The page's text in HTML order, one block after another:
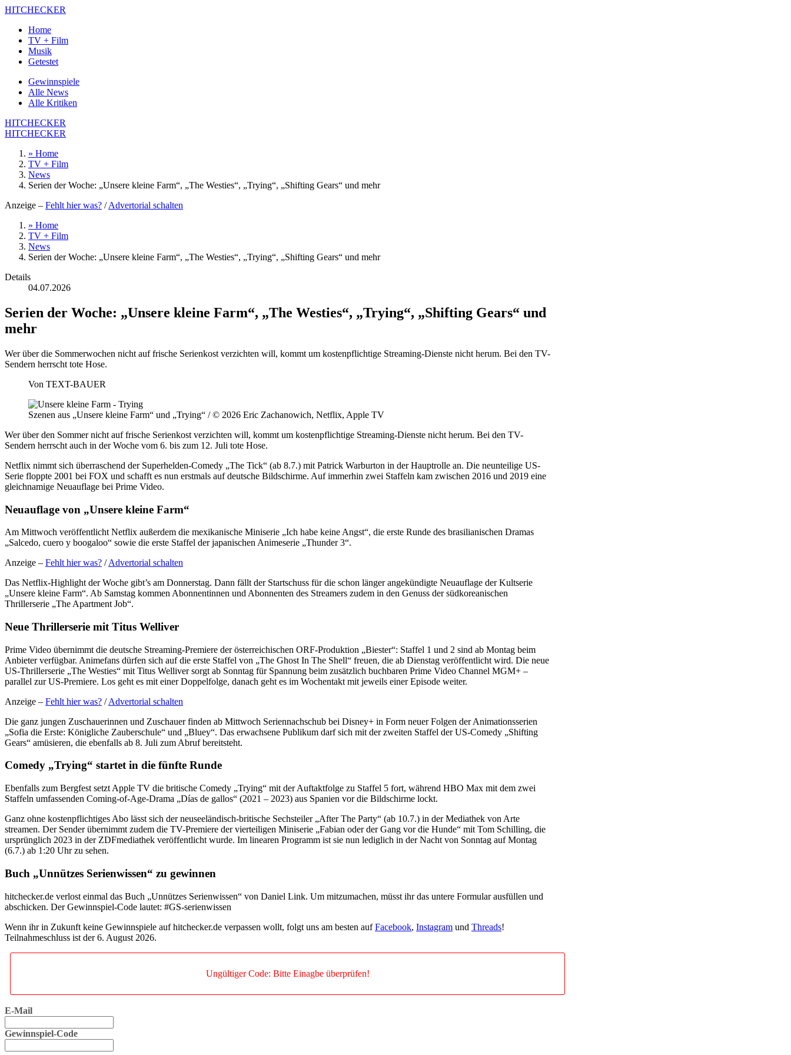
HITCHECKER
Home
TV + Film
Musik
Getestet
Gewinnspiele
Alle News
Alle Kritiken
HITCHECKER
HITCHECKER
» Home
TV + Film
News
Serien der Woche: „Unsere kleine Farm“, „The Westies“, „Trying“, „Shifting Gears“ und mehr
Anzeige – Fehlt hier was? /Advertorial schalten
» Home
TV + Film
News
Serien der Woche: „Unsere kleine Farm“, „The Westies“, „Trying“, „Shifting Gears“ und mehr
Details
04.07.2026
Serien der Woche: „Unsere kleine Farm“, „The Westies“, „Trying“, „Shifting Gears“ und
mehr
Wer über die Sommerwochen nicht auf frische Serienkost verzichten will, kommt um kostenpflichtige Streaming-Dienste nicht herum. Bei den TV-
Sendern herrscht tote Hose.
Von TEXT-BAUER
Szenen aus „Unsere kleine Farm“ und „Trying“ / © 2026 Eric Zachanowich, Netflix, Apple TV
Wer über den Sommer nicht auf frische Serienkost verzichten will, kommt um kostenpflichtige Streaming-Dienste nicht herum. Bei den TV-
Sendern herrscht auch in der Woche vom 6. bis zum 12. Juli tote Hose.
Netflix nimmt sich überraschend der Superhelden-Comedy „The Tick“ (ab 8.7.) mit Patrick Warburton in der Hauptrolle an. Die neunteilige US-
Serie floppte 2001 bei FOX und schafft es nun erstmals auf deutsche Bildschirme. Auf immerhin zwei Staffeln kam zwischen 2016 und 2019 eine
gleichnamige Neuauflage bei Prime Video.
Neuauflage von „Unsere kleine Farm“
Am Mittwoch veröffentlicht Netflix außerdem die mexikanische Miniserie „Ich habe keine Angst“, die erste Runde des brasilianischen Dramas
„Salcedo, cuero y boogaloo“ sowie die erste Staffel der japanischen Animeserie „Thunder 3“.
Anzeige – Fehlt hier was? /Advertorial schalten
Das Netflix-Highlight der Woche gibt’s am Donnerstag. Dann fällt der Startschuss für die schon länger angekündigte Neuauflage der Kultserie
„Unsere kleine Farm“. Ab Samstag kommen Abonnentinnen und Abonnenten des Streamers zudem in den Genuss der südkoreanischen
Thrillerserie „The Apartment Job“.
Neue Thrillerserie mit Titus Welliver
Prime Video übernimmt die deutsche Streaming-Premiere der österreichischen ORF-Produktion „Biester“: Staffel 1 und 2 sind ab Montag beim
Anbieter verfügbar. Animefans dürfen sich auf die erste Staffel von „The Ghost In The Shell“ freuen, die ab Dienstag veröffentlicht wird. Die neue
US-Thrillerserie „The Westies“ mit Titus Welliver sorgt ab Sonntag für Spannung beim zusätzlich buchbaren Prime Video Channel MGM+ –
parallel zur US-Premiere. Los geht es mit einer Doppelfolge, danach geht es im Wochentakt mit jeweils einer Episode weiter.
Anzeige – Fehlt hier was? /Advertorial schalten
Die ganz jungen Zuschauerinnen und Zuschauer finden ab Mittwoch Seriennachschub bei Disney+ in Form neuer Folgen der Animationsserien
„Sofia die Erste: Königliche Zauberschule“ und „Bluey“. Das erwachsene Publikum darf sich mit der zweiten Staffel der US-Comedy „Shifting
Gears“ amüsieren, die ebenfalls ab 8. Juli zum Abruf bereitsteht.
Comedy „Trying“ startet in die fünfte Runde
Ebenfalls zum Bergfest setzt Apple TV die britische Comedy „Trying“ mit der Auftaktfolge zu Staffel 5 fort, während HBO Max mit dem zwei
Staffeln umfassenden Coming-of-Age-Drama „Días de gallos“ (2021 – 2023) aus Spanien vor die Bildschirme lockt.
Ganz ohne kostenpflichtiges Abo lässt sich der neuseeländisch-britische Sechsteiler „After The Party“ (ab 10.7.) in der Mediathek von Arte
streamen. Der Sender übernimmt zudem die TV-Premiere der vierteiligen Miniserie „Fabian oder der Gang vor die Hunde“ mit Tom Schilling, die
ursprünglich 2023 in der ZDFmediathek veröffentlicht wurde. Im linearen Programm ist sie nun lediglich in der Nacht von Sonntag auf Montag
(6.7.) ab 1:20 Uhr zu sehen.
Buch „Unnützes Serienwissen“ zu gewinnen
hitchecker.de verlost einmal das Buch „Unnützes Serienwissen“ von Daniel Link. Um mitzumachen, müsst ihr das untere Formular ausfüllen und
abschicken. Der Gewinnspiel-Code lautet: #GS-serienwissen
Wenn ihr in Zukunft keine Gewinnspiele auf hitchecker.de verpassen wollt, folgt uns am besten aufFacebook, Instagram und Threads!
Teilnahmeschluss ist der 6. August 2026.
Ungültiger Code: Bitte Einagbe überprüfen!
E-Mail
Gewinnspiel-Code